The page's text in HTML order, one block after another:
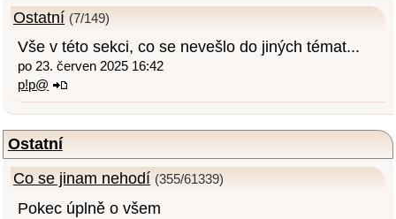
Ostatní (7/149)
Vše v této sekci, co se nevešlo do jiných témat...
po 23. červen 2025 16:42
p!p@
Ostatní
Co se jinam nehodí (355/61339)
Pokec úplně o všem